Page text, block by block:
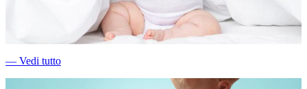
― Vedi tutto